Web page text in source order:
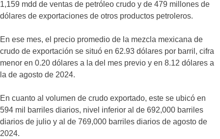
1,159 mdd de ventas de petróleo crudo y de 479 millones de
dólares de exportaciones de otros productos petroleros.
En ese mes, el precio promedio de la mezcla mexicana de
crudo de exportación se situó en 62.93 dólares por barril, cifra
menor en 0.20 dólares a la del mes previo y en 8.12 dólares a
la de agosto de 2024.
En cuanto al volumen de crudo exportado, este se ubicó en
594 mil barriles diarios, nivel inferior al de 692,000 barriles
diarios de julio y al de 769,000 barriles diarios de agosto de
2024.